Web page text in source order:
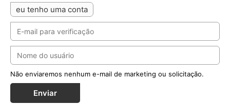
eu tenho uma conta
Não enviaremos nenhum e-mail de marketing ou solicitação.
Enviar